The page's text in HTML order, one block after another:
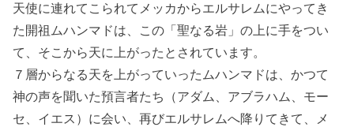
天使に連れてこられてメッカからエルサレムにやってき
た開祖ムハンマドは、この「聖なる岩」の上に手をつい
て、そこから天に上がったとされています。
７層からなる天を上がっていったムハンマドは、かつて
神の声を聞いた預言者たち（アダム、アブラハム、モー
セ、イエス）に会い、再びエルサレムへ降りてきて、メ